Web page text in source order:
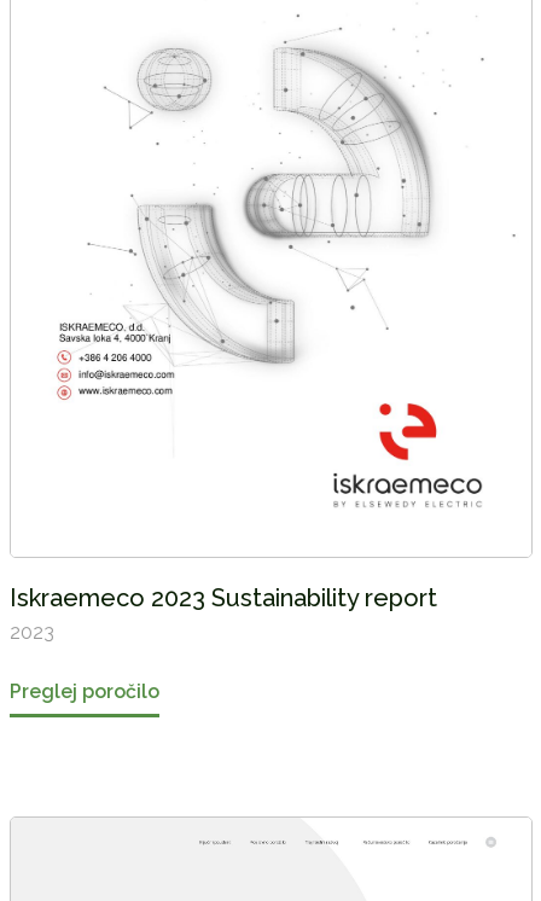
Iskraemeco 2023 Sustainability report
2023
Preglej poročilo